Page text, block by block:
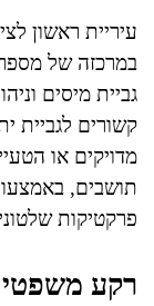
עיריית ראשון
במרכזה של מספר
גביית מיסים
קשורים לגביית
מדויקים או
תושבים,
פרקטיקות
רקע משפטי: